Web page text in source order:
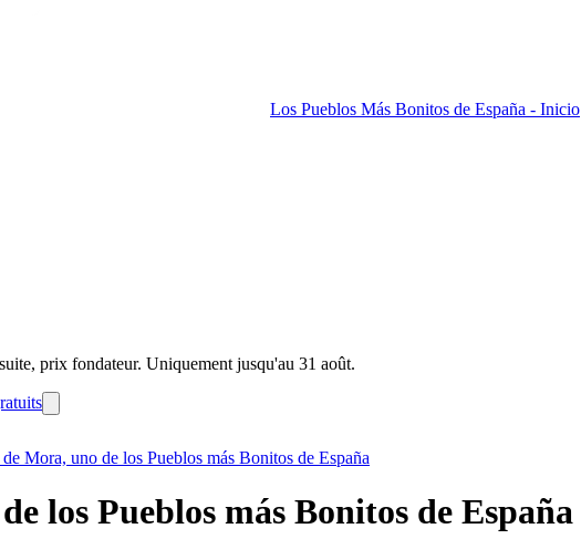
Los Pueblos Más Bonitos de España - Inicio
prix fondateur. Uniquement jusqu'au 31 août.
Mora, uno de los Pueblos más Bonitos de España
los Pueblos más Bonitos de España